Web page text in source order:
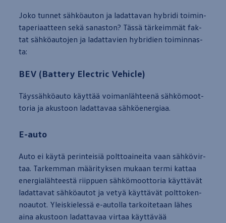
Joko tun­net sähköau­ton ja la­dat­ta­van hy­bri­di toi­min­
ta­pe­ri­aat­teen sekä sa­nas­ton? Tässä tärkeimmät fak­
tat sähköau­to­jen ja la­dat­ta­vien hy­bri­dien toi­min­nas­
ta:
BEV (Battery Electric Vehicle)
Täyssähköauto käyttää voi­manlähteenä sähkömoot­
to­ria ja akus­toon la­dat­ta­vaa sähköener­gi­aa.
E-auto
Auto ei käytä pe­rin­tei­siä polt­toai­nei­ta vaan sähkövir­
taa. Tar­kem­man määri­tyk­sen mu­kaan ter­mi kat­taa
ener­gialähteestä riip­puen sähkömoot­to­ria käyttävät
la­dat­ta­vat sähköau­tot ja vetyä käyttävät polt­to­ken­
noau­tot. Yleis­kie­lessä e-autolla tar­koi­te­taan lähes
aina akus­toon la­dat­ta­vaa vir­taa käyttävää